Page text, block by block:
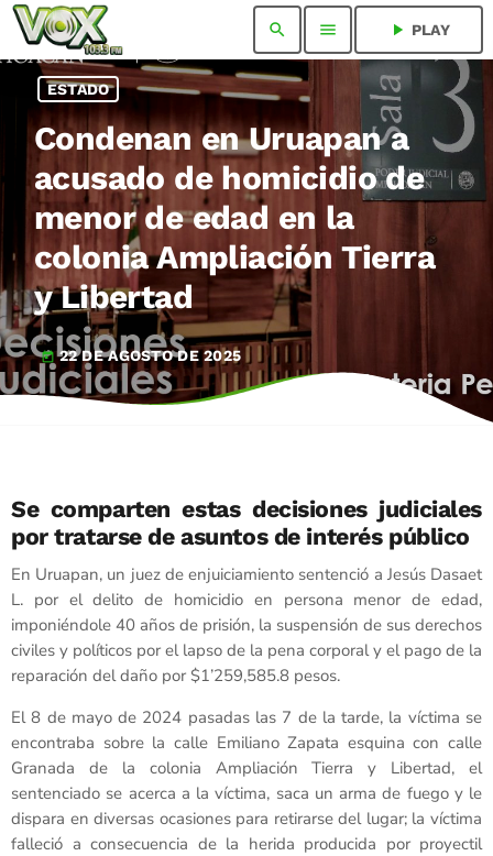
search menu play_arrow PLAY
ESTADO
Condenan en Uruapan a
acusado de homicidio de
menor de edad en la
colonia Ampliación Tierra
y Libertad
today 22 DE AGOSTO DE 2025
Se comparten estas decisiones judiciales
por tratarse de asuntos de interés público
En Uruapan, un juez de enjuiciamiento sentenció a Jesús Dasaet
L. por el delito de homicidio en persona menor de edad,
imponiéndole 40 años de prisión, la suspensión de sus derechos
civiles y políticos por el lapso de la pena corporal y el pago de la
reparación del daño por $1’259,585.8 pesos.
El 8 de mayo de 2024 pasadas las 7 de la tarde, la víctima se
encontraba sobre la calle Emiliano Zapata esquina con calle
Granada de la colonia Ampliación Tierra y Libertad, el
sentenciado se acerca a la víctima, saca un arma de fuego y le
dispara en diversas ocasiones para retirarse del lugar; la víctima
falleció a consecuencia de la herida producida por proyectil